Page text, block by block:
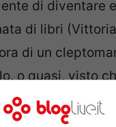
di diventare
di libri
di un
o quasi, visto
anche le sue